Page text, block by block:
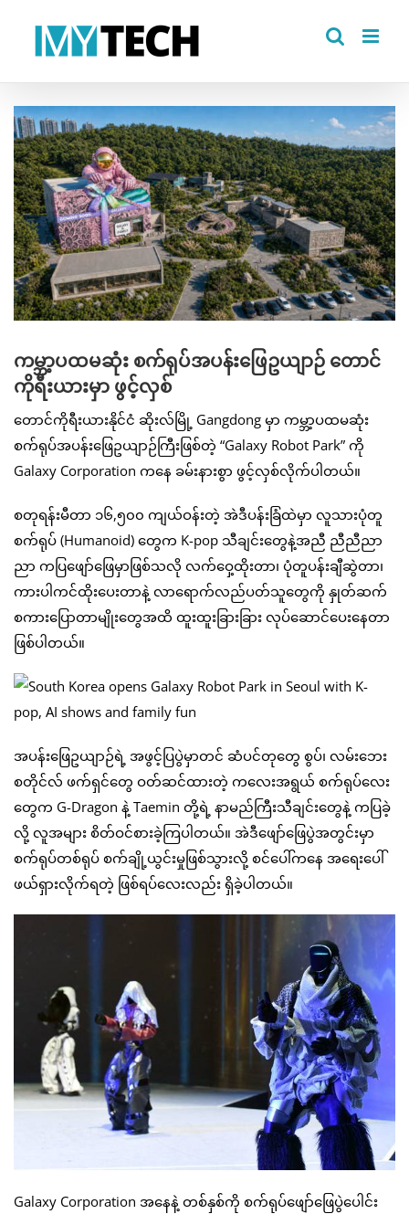
View
Larger
Image
ကမ္ဘာ့ပထမဆုံး စက်ရုပ်အပန်းဖြေဥယျာဉ် တောင်
ကိုရီးယားမှာ ဖွင့်လှစ်
တောင်ကိုရီးယားနိုင်ငံ ဆိုးလ်မြို့ Gangdong မှာ ကမ္ဘာ့ပထမဆုံး
စက်ရုပ်အပန်းဖြေဥယျာဉ်ကြီးဖြစ်တဲ့ “Galaxy Robot Park” ကို
Galaxy Corporation ကနေ ခမ်းနားစွာ ဖွင့်လှစ်လိုက်ပါတယ်။
စတုရန်းမီတာ ၁၆,၅၀၀ ကျယ်ဝန်းတဲ့ အဲဒီပန်းခြံထဲမှာ လူသားပုံတူ
စက်ရုပ် (Humanoid) တွေက K-pop သီချင်းတွေနဲ့အညီ ညီညီညာ
ညာ ကပြဖျော်ဖြေမှာဖြစ်သလို လက်ဝှေ့ထိုးတာ၊ ပုံတူပန်းချီဆွဲတာ၊
ကားပါကင်ထိုးပေးတာနဲ့ လာရောက်လည်ပတ်သူတွေကို နှုတ်ဆက်
စကားပြောတာမျိုးတွေအထိ ထူးထူးခြားခြား လုပ်ဆောင်ပေးနေတာ
ဖြစ်ပါတယ်။
အပန်းဖြေဥယျာဉ်ရဲ့ အဖွင့်ပြပွဲမှာတင် ဆံပင်တုတွေ စွပ်၊ လမ်းဘေး
စတိုင်လ် ဖက်ရှင်တွေ ဝတ်ဆင်ထားတဲ့ ကလေးအရွယ် စက်ရုပ်လေး
တွေက G-Dragon နဲ့ Taemin တို့ရဲ့ နာမည်ကြီးသီချင်းတွေနဲ့ ကပြခဲ့
လို့ လူအများ စိတ်ဝင်စားခဲ့ကြပါတယ်။ အဲဒီဖျော်ဖြေပွဲအတွင်းမှာ
စက်ရုပ်တစ်ရုပ် စက်ချို့ယွင်းမှုဖြစ်သွားလို့ စင်ပေါ်ကနေ အရေးပေါ်
ဖယ်ရှားလိုက်ရတဲ့ ဖြစ်ရပ်လေးလည်း ရှိခဲ့ပါတယ်။
Galaxy Corporation အနေနဲ့ တစ်နှစ်ကို စက်ရုပ်ဖျော်ဖြေပွဲပေါင်း